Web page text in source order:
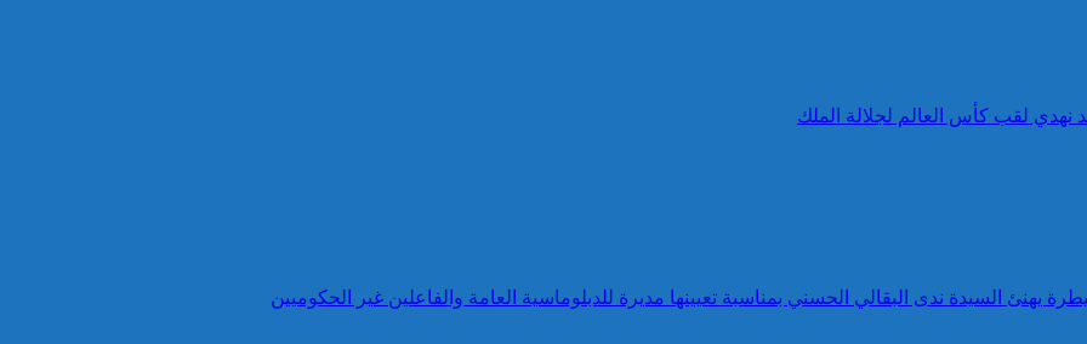
نهدي لقب كأس العالم لجلالة الملك
يهنئ السيدة ندى البقالي الحسني بمناسبة تعيينها مديرة للدبلوماسية العامة والفاعلين غير الحكوميين